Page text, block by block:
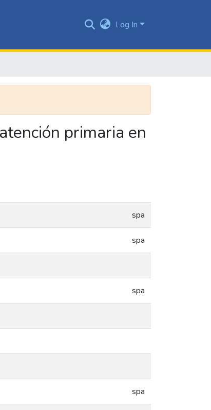
Log In
primaria en
spa
spa
spa
spa